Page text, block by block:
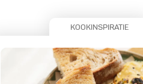
KOOKINSPIRATIE